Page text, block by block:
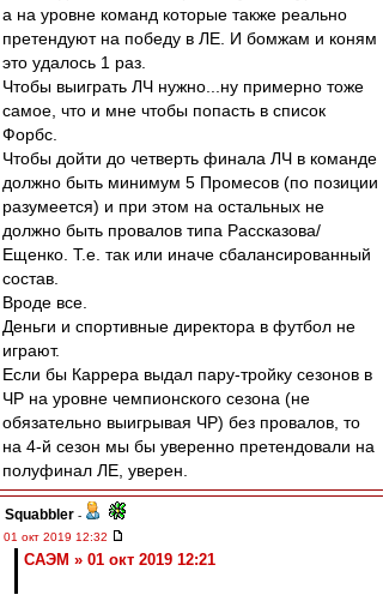
а на уровне команд которые также реально
претендуют на победу в ЛЕ. И бомжам и коням
это удалось 1 раз.
Чтобы выиграть ЛЧ нужно...ну примерно тоже
самое, что и мне чтобы попасть в список
Форбс.
Чтобы дойти до четверть финала ЛЧ в команде
должно быть минимум 5 Промесов (по позиции
разумеется) и при этом на остальных не
должно быть провалов типа Рассказова/
Ещенко. Т.е. так или иначе сбалансированный
состав.
Вроде все.
Деньги и спортивные директора в футбол не
играют.
Если бы Каррера выдал пару-тройку сезонов в
ЧР на уровне чемпионского сезона (не
обязательно выигрывая ЧР) без провалов, то
на 4-й сезон мы бы уверенно претендовали на
полуфинал ЛЕ, уверен.
Squabbler -
01 окт 2019 12:32
САЭМ » 01 окт 2019 12:21